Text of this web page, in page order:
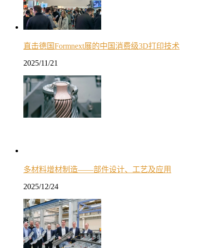
直击德国Formnext展的中国消费级3D打印技术
2025/11/21
多材料增材制造——部件设计、工艺及应用
2025/12/24